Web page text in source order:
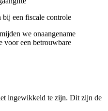
een fiscale controle
we onaangename
voor een betrouwbare
ingewikkeld te zijn. Dit zijn de